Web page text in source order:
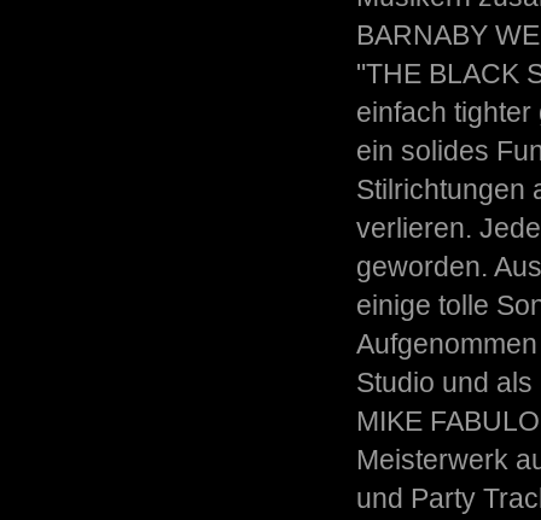
BARNABY
"THE BLACK
einfach
ein solides
Stilrichtungen
verlieren.
geworden.
einige tolle
Studio und
MIKE
Meisterwerk
und Party